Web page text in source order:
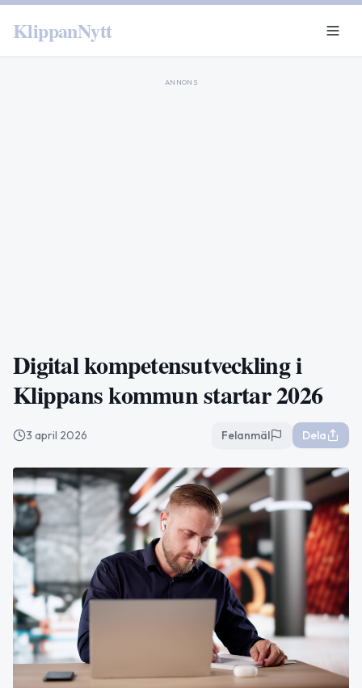
KlippanNytt
ANNONS
Digital kompetensutveckling i
Klippans kommun startar 2026
3 april 2026 Felanmäl Dela